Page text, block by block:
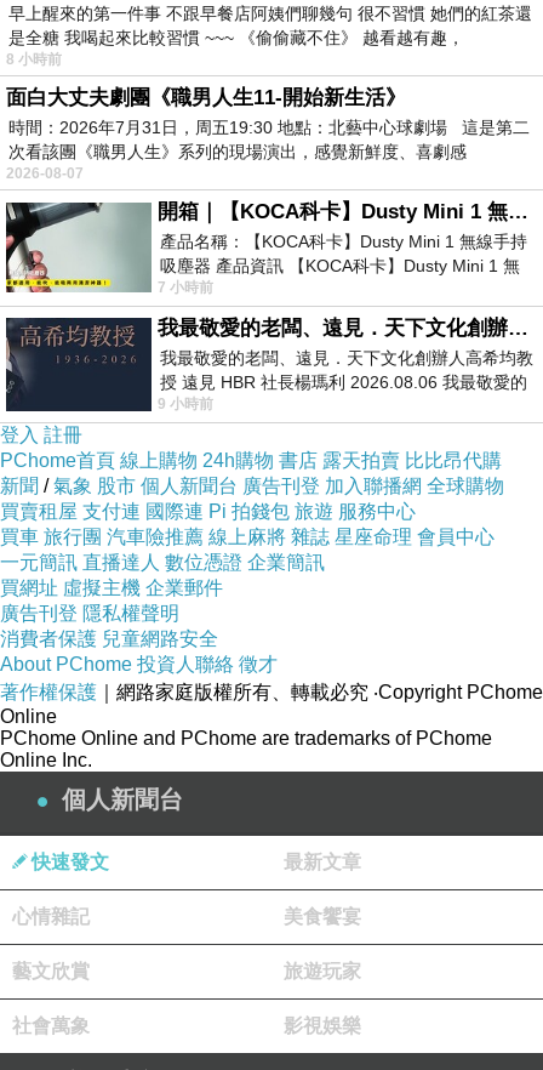
早上醒來的第一件事 不跟早餐店阿姨們聊幾句 很不習慣 她們的紅茶還
是全糖 我喝起來比較習慣 ~~~ 《偷偷藏不住》 越看越有趣，
8 小時前
面白大丈夫劇團《職男人生11-開始新生活》
時間：2026年7月31日，周五19:30 地點：北藝中心球劇場 這是第二
次看該團《職男人生》系列的現場演出，感覺新鮮度、喜劇感
2026-08-07
開箱｜【KOCA科卡】Dusty Mini 1 無線手持吸塵器
產品名稱：【KOCA科卡】Dusty Mini 1 無線手持
吸塵器 產品資訊 【KOCA科卡】Dusty Mini 1 無
線手持吸塵器評語： 能吸、能吹兼具兩
7 小時前
我最敬愛的老闆、遠見．天下文化創辦人高希均教授
我最敬愛的老闆、遠見．天下文化創辦人高希均教
授 遠見 HBR 社長楊瑪利 2026.08.06 我最敬愛的
老闆、遠見．天下文化創辦人高希均教
9 小時前
登入 註冊
PChome首頁 線上購物 24h購物 書店 露天拍賣 比比昂代購
新聞 /氣象 股市 個人新聞台 廣告刊登 加入聯播網 全球購物
買賣租屋 支付連 國際連 Pi 拍錢包 旅遊 服務中心
買車 旅行團 汽車險推薦 線上麻將 雜誌 星座命理 會員中心
一元簡訊 直播達人 數位憑證 企業簡訊
買網址 虛擬主機 企業郵件
廣告刊登 隱私權聲明
消費者保護 兒童網路安全
About PChome 投資人聯絡 徵才
著作權保護 ｜網路家庭版權所有、轉載必究 ‧Copyright PChome
Online
PChome Online and PChome are trademarks of PChome
Online Inc.
個人新聞台
快速發文 最新文章
心情雜記 美食饗宴
藝文欣賞 旅遊玩家
社會萬象 影視娛樂